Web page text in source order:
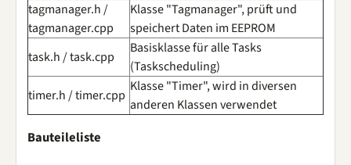
tagmanager.h /
tagmanager.cpp
Klasse "Tagmanager", prüft und
speichert Daten im EEPROM
task.h / task.cpp
Basisklasse für alle Tasks
(Taskscheduling)
timer.h / timer.cpp
Klasse "Timer", wird in diversen
anderen Klassen verwendet
Bauteileliste